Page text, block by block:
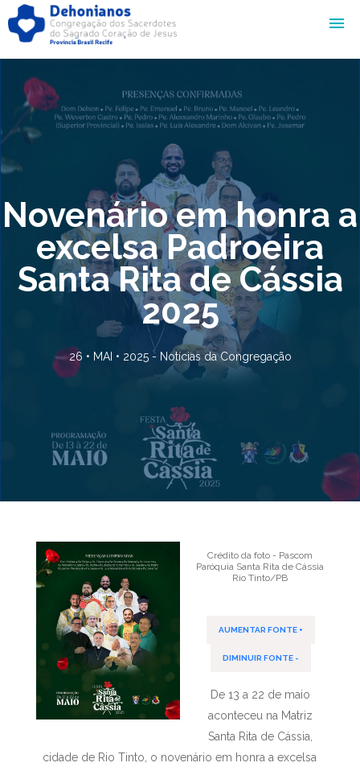
Novenário em honra a
excelsa Padroeira
Santa Rita de Cássia
2025
26 • MAI • 2025 - Notícias da Congregação
Crédito da foto - Pascom
Paróquia Santa Rita de Cássia
Rio Tinto/PB
AUMENTAR FONTE +
DIMINUIR FONTE -
De 13 a 22 de maio
aconteceu na Matriz
Santa Rita de Cássia,
cidade de Rio Tinto, o novenário em honra a excelsa